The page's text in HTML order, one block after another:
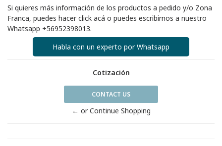
Si quieres más información de los productos a pedido y/o Zona
Franca, puedes hacerclick acá o puedes escribirnos a nuestro
Whatsapp +56952398013.
Habla con un experto por Whatsapp
Cotización
CONTACT US
← or Continue Shopping